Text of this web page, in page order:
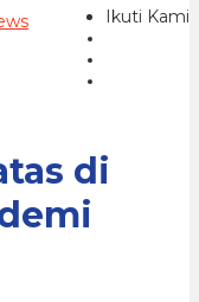
Ikuti Kami
di